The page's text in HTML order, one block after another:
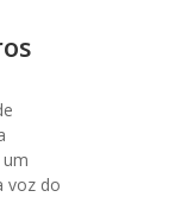
voz do